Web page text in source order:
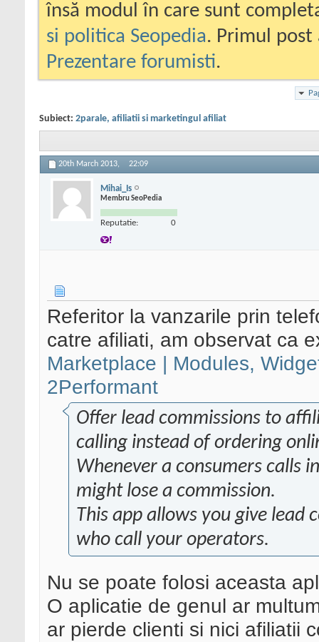
însă modul în care sunt
si politica Seopedia. Primul
Prezentare forumisti.
Subiect: 2parale, afiliatii si marketingul afiliat
20th March 2013, 22:09
Mihai_Is
Membru SeoPedia
Reputatie: 0
Referitor la vanzarile prin
catre afiliati, am observat ca
Marketplace | Modules,
2Performant
Offer lead commissions to
calling instead of ordering
Whenever a consumers calls
might lose a commission.
This app allows you give
who call your operators.
Nu se poate folosi aceasta
O aplicatie de genul ar
ar pierde clienti si nici afiliatii